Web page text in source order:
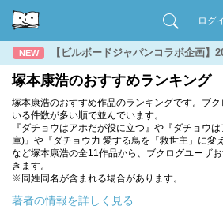
ログ
NEW 【ビルボードジャパンコラボ企画】
塚本康浩のおすすめランキング
塚本康浩のおすすめ作品のランキングです。ブ
いる件数が多い順で並んでいます。
『ダチョウはアホだが役に立つ』や『ダチョウ
庫)』や『ダチョウ力 愛する鳥を「救世主」に変
など塚本康浩の全11作品から、ブクログユーザ
きます。
※同姓同名が含まれる場合があります。
著者の情報を詳しく見る